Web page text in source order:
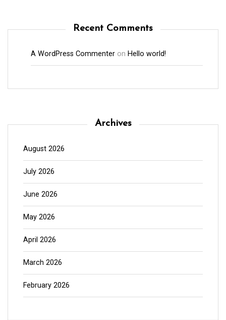
Recent Comments
A WordPress Commenter on Hello world!
Archives
August 2026
July 2026
June 2026
May 2026
April 2026
March 2026
February 2026